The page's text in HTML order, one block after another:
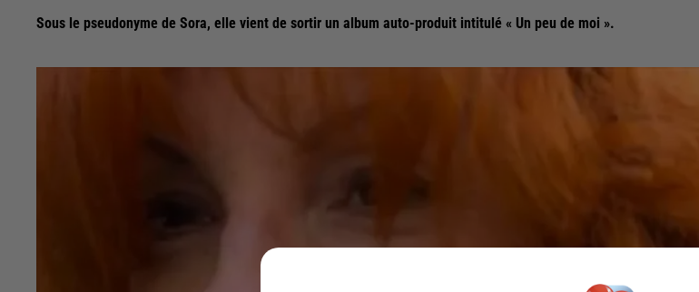
Sous le pseudonyme de Sora, elle vient de sortir un album auto-produit intitulé « Un peu de moi ».